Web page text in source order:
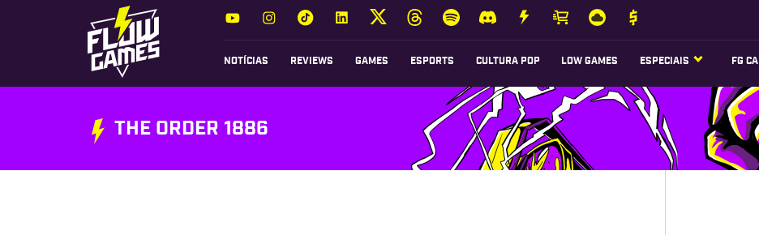
NOTÍCIAS REVIEWS GAMES ESPORTS CULTURA POP LOW GAMES ESPECIAIS FG
THE ORDER 1886